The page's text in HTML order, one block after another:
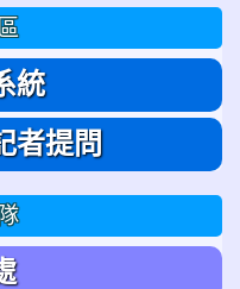
統
者提問